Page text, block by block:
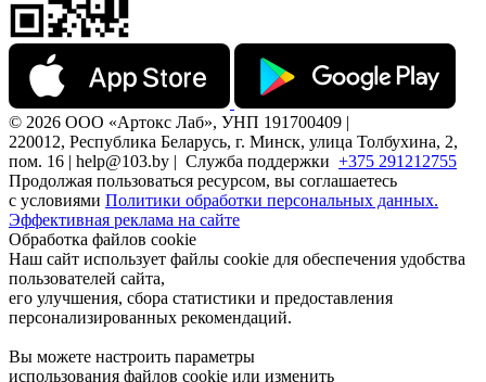
© 2026 ООО «Артокс Лаб», УНП 191700409 |
220012, Республика Беларусь, г. Минск, улица Толбухина, 2,
пом. 16 | help@103.by | Служба поддержки +375 291212755
Продолжая пользоваться ресурсом, вы соглашаетесь
с условиями Политики обработки персональных данных.
Эффективная реклама на сайте
Обработка файлов cookie
Наш сайт использует файлы cookie для обеспечения удобства
пользователей сайта,
его улучшения, сбора статистики и предоставления
персонализированных рекомендаций.
Вы можете настроить параметры
использования файлов cookie или изменить